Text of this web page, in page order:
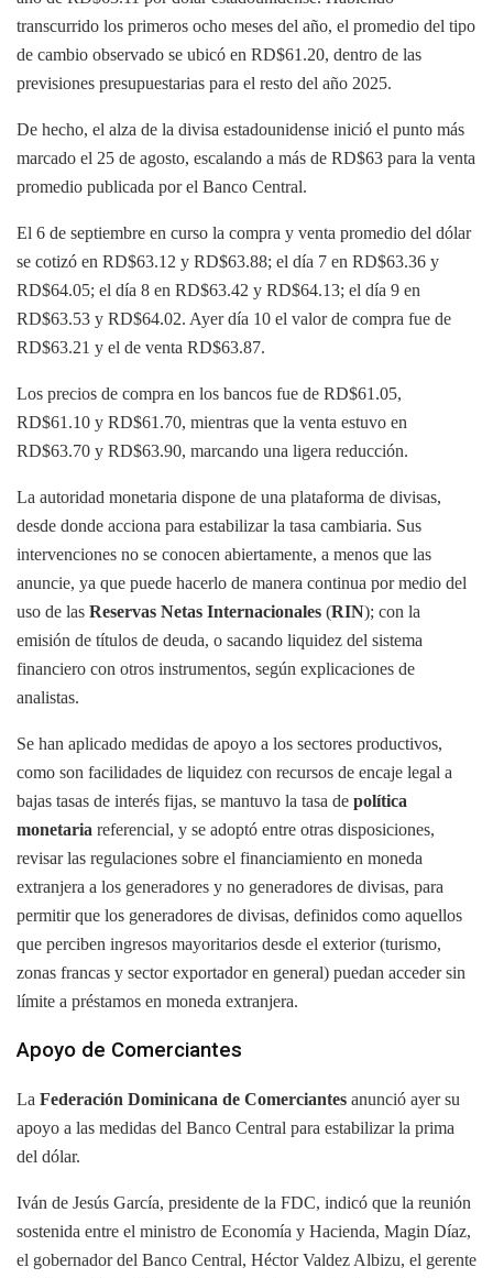
transcurrido los primeros ocho meses del año, el promedio del tipo
de cambio observado se ubicó en RD$61.20, dentro de las
previsiones presupuestarias para el resto del año 2025.
De hecho, el alza de la divisa estadounidense inició el punto más
marcado el 25 de agosto, escalando a más de RD$63 para la venta
promedio publicada por el Banco Central.
El 6 de septiembre en curso la compra y venta promedio del dólar
se cotizó en RD$63.12 y RD$63.88; el día 7 en RD$63.36 y
RD$64.05; el día 8 en RD$63.42 y RD$64.13; el día 9 en
RD$63.53 y RD$64.02. Ayer día 10 el valor de compra fue de
RD$63.21 y el de venta RD$63.87.
Los precios de compra en los bancos fue de RD$61.05,
RD$61.10 y RD$61.70, mientras que la venta estuvo en
RD$63.70 y RD$63.90, marcando una ligera reducción.
La autoridad monetaria dispone de una plataforma de divisas,
desde donde acciona para estabilizar la tasa cambiaria. Sus
intervenciones no se conocen abiertamente, a menos que las
anuncie, ya que puede hacerlo de manera continua por medio del
uso de las Reservas Netas Internacionales (RIN); con la
emisión de títulos de deuda, o sacando liquidez del sistema
financiero con otros instrumentos, según explicaciones de
analistas.
Se han aplicado medidas de apoyo a los sectores productivos,
como son facilidades de liquidez con recursos de encaje legal a
bajas tasas de interés fijas, se mantuvo la tasa de política
monetaria referencial, y se adoptó entre otras disposiciones,
revisar las regulaciones sobre el financiamiento en moneda
extranjera a los generadores y no generadores de divisas, para
permitir que los generadores de divisas, definidos como aquellos
que perciben ingresos mayoritarios desde el exterior (turismo,
zonas francas y sector exportador en general) puedan acceder sin
límite a préstamos en moneda extranjera.
Apoyo de Comerciantes
La Federación Dominicana de Comerciantes anunció ayer su
apoyo a las medidas del Banco Central para estabilizar la prima
del dólar.
Iván de Jesús García, presidente de la FDC, indicó que la reunión
sostenida entre el ministro de Economía y Hacienda, Magin Díaz,
el gobernador del Banco Central, Héctor Valdez Albizu, el gerente